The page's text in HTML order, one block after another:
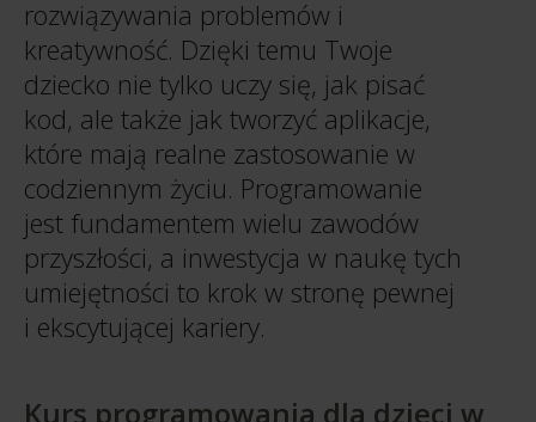
rozwiązywania problemów i
kreatywność. Dzięki temu Twoje
dziecko nie tylko uczy się, jak pisać
kod, ale także jak tworzyć aplikacje,
które mają realne zastosowanie w
codziennym życiu. Programowanie
jest fundamentem wielu zawodów
przyszłości, a inwestycja w naukę tych
umiejętności to krok w stronę pewnej
i ekscytującej kariery.
Kurs programowania dla dzieci w